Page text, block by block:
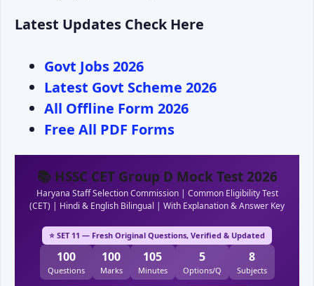
Latest Updates Check Here
Govt Jobs 2026
Latest Govt Scheme 2026
All Offline Form 2026
Free All PDF Forms
📚 HSSC CET Group D Mock Test 2026
Haryana Staff Selection Commission | Common Eligibility Test
(CET) | Hindi & English Bilingual | With Explanation & Answer Key
⭐ SET 11 — Fresh Original Questions, Verified & Updated
100
Questions
100
Marks
105
Minutes
5
Options/Q
8
Subjects